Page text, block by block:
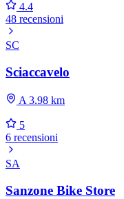
4.4
48 recensioni
SC
Sciaccavelo
A 3.98 km
5
6 recensioni
SA
Sanzone Bike Store